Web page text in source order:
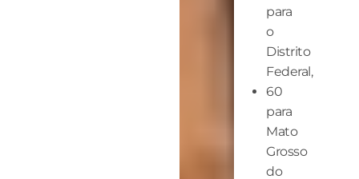
para
o
Distrito
Federal,
60
para
Mato
Grosso
do